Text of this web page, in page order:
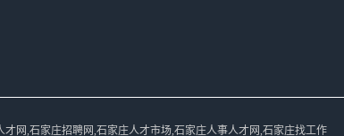
才网,石家庄招聘网,石家庄人才市场,石家庄人事人才网,石家庄找工作